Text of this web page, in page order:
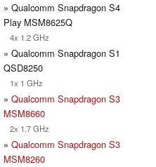
» Qualcomm Snapdragon S4
Play MSM8625Q
4x 1.2 GHz
» Qualcomm Snapdragon S1
QSD8250
1x 1 GHz
» Qualcomm Snapdragon S3
MSM8660
2x 1.7 GHz
» Qualcomm Snapdragon S3
MSM8260